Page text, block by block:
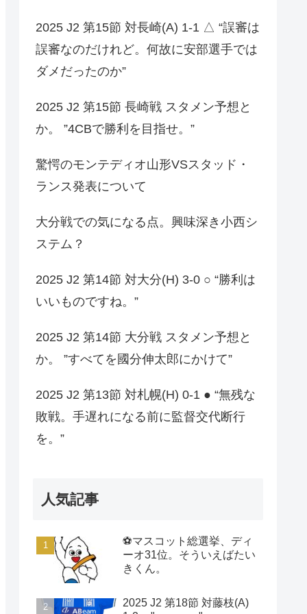
2025 J2 第15節 対長崎(A) 1-1 △ “誤審は
誤審なのだけれど。何故に安部選手では
ダメだったのか”
2025 J2 第15節 長崎戦 スタメン予想と
か。 ”4CBで勝利を目指せ。”
驚愕のモンテディオ山形VSスタッド・
ランス発表について
大分戦での気になる点。興味深き小西シ
ステム？
2025 J2 第14節 対大分(H) 3-0 ○ “勝利は
いいものですね。”
2025 J2 第14節 大分戦 スタメン予想と
か。 ”すべてを國分伸太郎にかけて”
2025 J2 第13節 対札幌(H) 0-1 ● “無残な
敗戦。手遅れになる前に監督交代断行
を。”
人気記事
⚽マスコット総選挙、ディ
ーオ31位。そういえばたい
きくん。
2025 J2 第18節 対藤枝(A)